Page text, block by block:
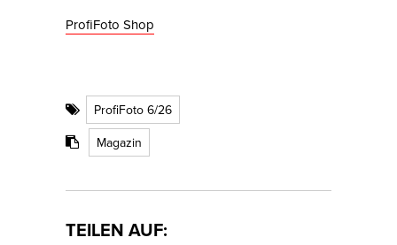
ProfiFoto Shop
ProfiFoto 6/26
Magazin
TEILEN AUF: